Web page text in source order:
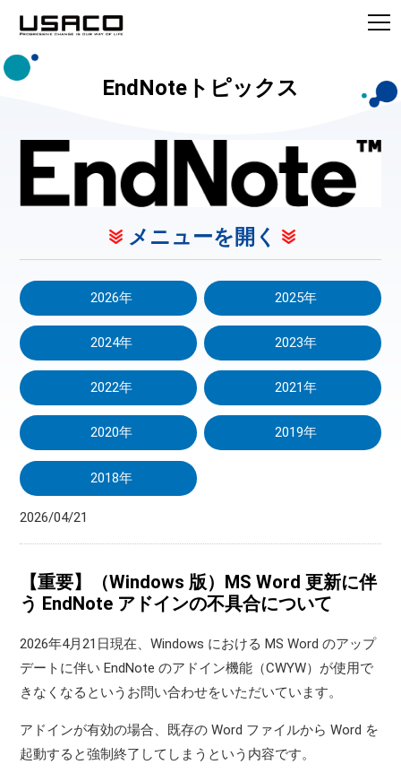
EndNoteトピックス
メニューを開く
2026年 2025年
2024年 2023年
2022年 2021年
2020年 2019年
2018年
2026/04/21
【重要】（Windows 版）MS Word 更新に伴
う EndNote アドインの不具合について
2026年4月21日現在、Windows における MS Word のアップ
デートに伴い EndNote のアドイン機能（CWYW）が使用で
きなくなるというお問い合わせをいただいています。
アドインが有効の場合、既存の Word ファイルから Word を
起動すると強制終了してしまうという内容です。